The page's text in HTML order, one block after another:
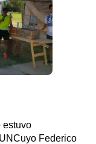
estuvo
Federico